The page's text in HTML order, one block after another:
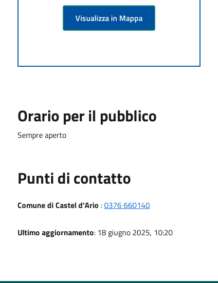
Visualizza in Mappa
Orario per il pubblico
Sempre aperto
Punti di contatto
Comune di Castel d'Ario :0376 660140
Ultimo aggiornamento: 18 giugno 2025, 10:20